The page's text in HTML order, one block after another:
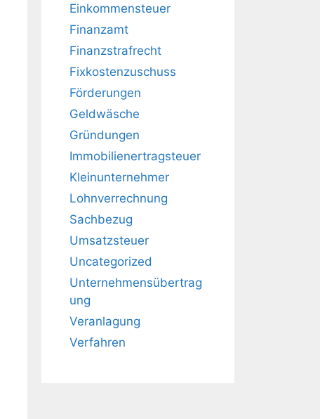
Einkommensteuer
Finanzamt
Finanzstrafrecht
Fixkostenzuschuss
Förderungen
Geldwäsche
Gründungen
Immobilienertragsteuer
Kleinunternehmer
Lohnverrechnung
Sachbezug
Umsatzsteuer
Uncategorized
Unternehmensübertrag
ung
Veranlagung
Verfahren